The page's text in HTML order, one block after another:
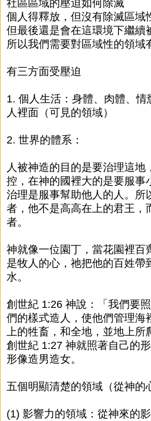
社區區域的壓迫如何除滅
個人得釋放，但沒有除滅區域
但最後還是會在這環境下繼續
所以我們需要對區域性的領域
有三方面受壓迫
1. 個人生活：身體、肉體、
人裡面（可見的領域）
2. 世界的體系：
人被神造的目的是要治理這
控，在神的國裡大的是要服事
治理是服事幫助他人的人。所
者，他不是高高在上的君王，
者。
神就像一位園丁，當花園裡百
是牧人的心，祂把他的百姓帶
水。
創世紀 1:26 神說：「我們要
們的樣式造人，使他們管理海
上的牲畜，和全地，並地上所
創世紀 1:27 神就照著自己的
形像造男造女。
五個明顯清楚的領域（從神的
(1) 影響力的領域：從神來的